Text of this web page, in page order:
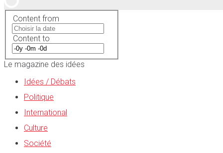
Content from
Content to
Le magazine des idées
Idées / Débats
Politique
International
Culture
Société